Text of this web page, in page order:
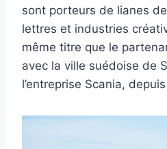
sont porteurs de lianes
lettres et industries
même titre que le
avec la ville suédoise de
l’entreprise Scania,